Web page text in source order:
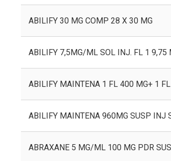
ABILIFY 30 MG COMP 28 X 30 MG
ABILIFY 7,5MG/ML SOL INJ. FL 1 9,75
ABILIFY MAINTENA 1 FL 400 MG+ 1
ABILIFY MAINTENA 960MG SUSP INJ
ABRAXANE 5 MG/ML 100 MG PDR